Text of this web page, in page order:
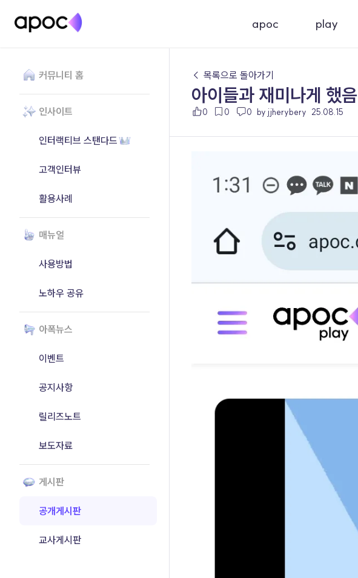
apoc play
커뮤니티 홈
인사이트
인터랙티브 스탠다드
고객인터뷰
활용사례
매뉴얼
사용방법
노하우 공유
아폭뉴스
이벤트
공지사항
릴리즈노트
보도자료
게시판
공개게시판
교사게시판
← 목록으로 돌아가기
아이들과 재미나게 했음
0 0 0 by jjherybery 25.08.15